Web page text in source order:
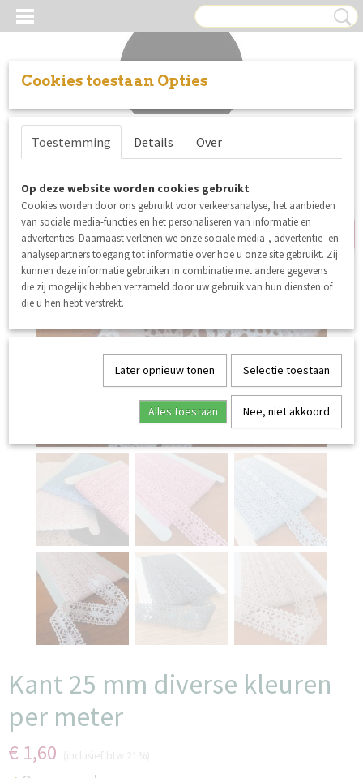
Inloggen Registreren
nieuw
Kant 25 mm diverse kleuren
per meter
€ 1,60
Cookies toestaan Opties
Toestemming Details Over
Op deze website worden cookies gebruikt
Cookies worden door ons gebruikt voor verkeersanalyse, het aanbieden
van sociale media-functies en het personaliseren van informatie en
advertenties. Daarnaast verlenen we onze sociale media-, advertentie- en
analysepartners toegang tot informatie over hoe u onze site gebruikt. Zij
kunnen deze informatie gebruiken in combinatie met andere gegevens
die zij mogelijk hebben verzameld door uw gebruik van hun diensten of
die u hen hebt verstrekt.
Later opnieuw tonen Selectie toestaan
Alles toestaan Nee, niet akkoord